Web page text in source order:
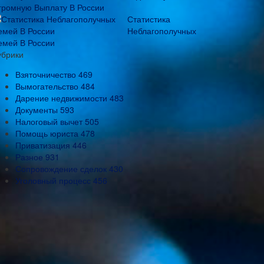
Выплату В России
Статистика
Неблагополучных
В России
Взяточничество 469
Вымогательство 484
Дарение недвижимости 483
Документы 593
Налоговый вычет 505
Помощь юриста478
Приватизация 446
Разное 931
Сопровождение сделок 430
Уголовный процесс 456